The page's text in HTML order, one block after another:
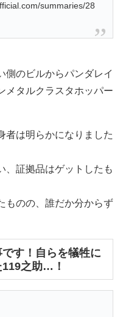
summaries/28
側のビルからパンダレイ
メタルクラスタホッパー
者は明らかになりました
、証拠品はゲットしたも
ものの、誰だか分からず
す！自らを犠牲に
119之助…！